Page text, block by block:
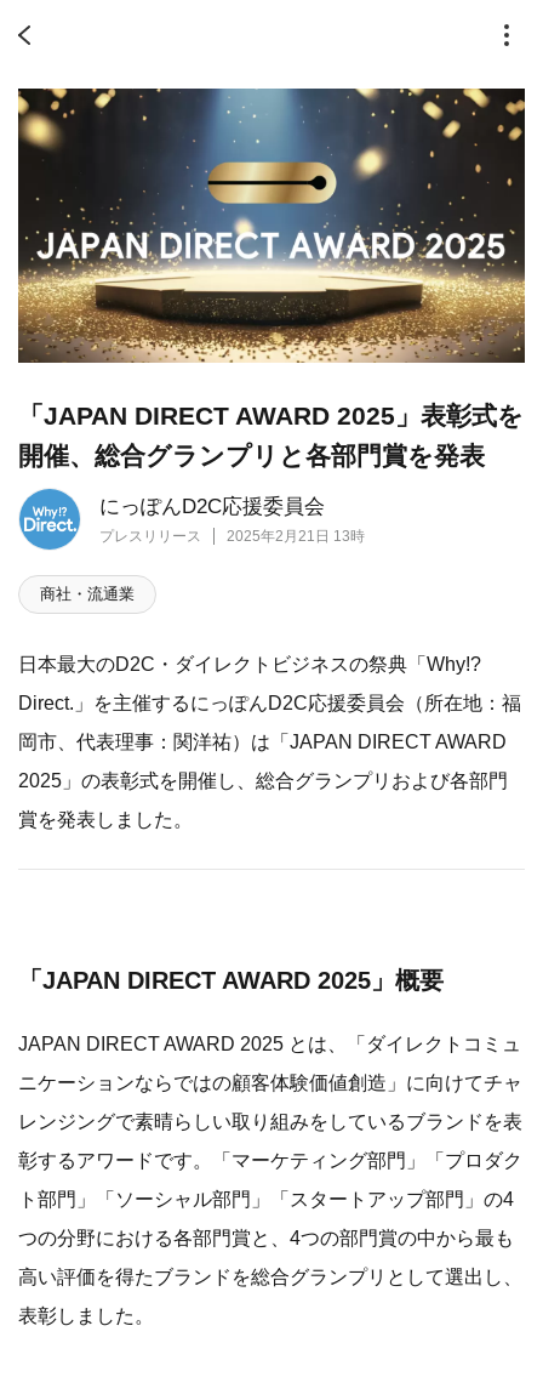
にっぽんD2C応援委員会
プレスリリース 2025年2月21日 13時
「JAPAN DIRECT AWARD 2025」表彰式を
開催、総合グランプリと各部門賞を発表
商社・流通業
日本最大のD2C・ダイレクトビジネスの祭典「Why!?
Direct.」を主催するにっぽんD2C応援委員会（所在地：福
岡市、代表理事：関洋祐）は「JAPAN DIRECT AWARD
2025」の表彰式を開催し、総合グランプリおよび各部門
賞を発表しました。
「JAPAN DIRECT AWARD 2025」概要
JAPAN DIRECT AWARD 2025 とは、「ダイレクトコミュ
ニケーションならではの顧客体験価値創造」に向けてチャ
レンジングで素晴らしい取り組みをしているブランドを表
彰するアワードです。「マーケティング部門」「プロダク
ト部門」「ソーシャル部門」「スタートアップ部門」の4
つの分野における各部門賞と、4つの部門賞の中から最も
高い評価を得たブランドを総合グランプリとして選出し、
表彰しました。